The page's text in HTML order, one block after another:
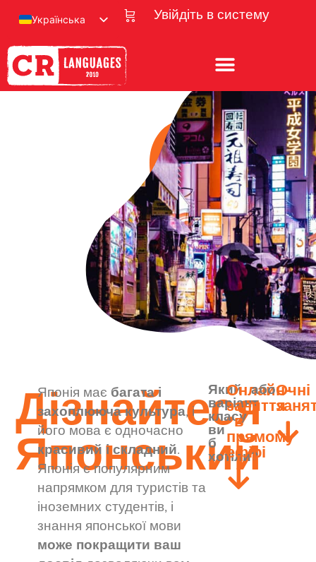
Увійдіть в систему
Українська
Дізнайтеся
Японський
Японія має багата і
захоплююча культура, і
його мова є одночасно
красивий і складний.
Японія є популярним
напрямком для туристів та
іноземних студентів, і
знання японської мови
може покращити ваш
Який
варіант
класу
ви
б
хотіли?
Онлайн-
заняття
в
прямому
ефірі
абоОчні